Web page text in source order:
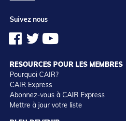
Suivez nous
RESOURCES POUR LES MEMBRES
Pourquoi CAIR?
CAIR Express
Abonnez-vous à CAIR Express
Mettre à jour votre liste